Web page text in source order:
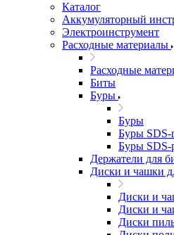
Каталог
Аккумуляторный
Электроинструмент
Расходные материалы
Расходные
Биты
Буры
Буры
Буры SDS-
Буры SDS-
Держатели для
Диски и чашки
Диски и
Диски и
Диски